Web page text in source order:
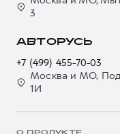
3
АВТОРУСЬ
+7 (499) 455-70-03
Москва и МО,
1И